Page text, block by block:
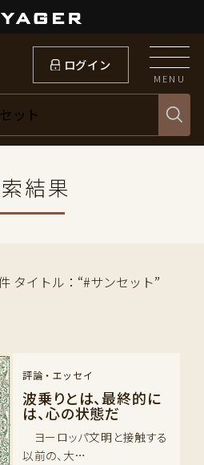
ログイン
MENU
結果
タイトル：“#サンセット”
評論・エッセイ
波乗りとは、最終的に
は、心の状態だ
ヨーロッパ文明と接触する
以前の、大…